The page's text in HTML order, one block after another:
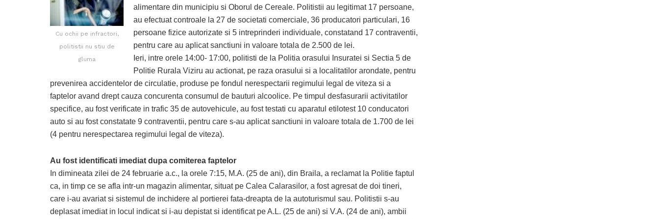
Cu ochii pe infractori,
politistii nu stiu de
gluma
alimentare din municipiu si Oborul de Cereale. Politistii au legitimat 17 persoane,
au efectuat controale la 27 de societati comerciale, 36 producatori particulari, 16
persoane fizice autorizate si 5 intreprinderi individuale, constatand 17 contraventii,
pentru care au aplicat sanctiuni in valoare totala de 2.500 de lei.
Ieri, intre orele 14:00- 17:00, politisti de la Politia orasului Insuratei si Sectia 5 de
Politie Rurala Viziru au actionat, pe raza orasului si a localitatilor arondate, pentru
prevenirea accidentelor de circulatie, produse pe fondul nerespectarii regimului legal de viteza si a
faptelor avand drept cauza concurenta consumul de bauturi alcoolice. Pe timpul desfasurarii activitatilor
specifice, au fost verificate in trafic 35 de autovehicule, au fost testati cu aparatul etilotest 10 conducatori
auto si au fost constatate 9 contraventii, pentru care s-au aplicat sanctiuni in valoare totala de 1.700 de lei
(4 pentru nerespectarea regimului legal de viteza).
Au fost identificati imediat dupa comiterea faptelor
In dimineata zilei de 24 februarie a.c., la orele 7:15, M.A. (25 de ani), din Braila, a reclamat la Politie faptul
ca, in timp ce se afla intr-un magazin alimentar, situat pe Calea Calarasilor, a fost agresat de doi tineri,
care i-au avariat si sistemul de inchidere al portierei fata-dreapta de la autoturismul sau. Politistii s-au
deplasat imediat in locul indicat si i-au depistat si identificat pe A.L. (25 de ani) si V.A. (24 de ani), ambii